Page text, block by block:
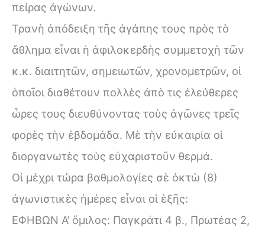
πείρας ἀγώνων.
Τρανὴ ἀπόδειξη τῆς ἀγάπης τους πρὸς τὸ
ἄθλημα εἶναι ἡ ἀφιλοκερδὴς συμμετοχὴ τῶν
κ.κ. διαιτητῶν, σημειωτῶν, χρονομετρῶν, οἱ
ὁποῖοι διαθέτουν πολλὲς ἀπὸ τις ἐλεύθερες
ὧρες τους διευθύνοντας τοὺς ἀγῶνες τρεῖς
φορὲς τὴν ἑβδομάδα. Μὲ τὴν εὐκαιρία οἱ
διοργανωτὲς τοὺς εὐχαριστοῦν θερμά.
Οἱ μέχρι τώρα βαθμολογίες σὲ ὀκτὼ (8)
ἀγωνιστικὲς ἡμέρες εἶναι οἱ ἑξῆς:
ΕΦΗΒΩΝ Α’ ὅμιλος: Παγκράτι 4 β., Πρωτέας 2,